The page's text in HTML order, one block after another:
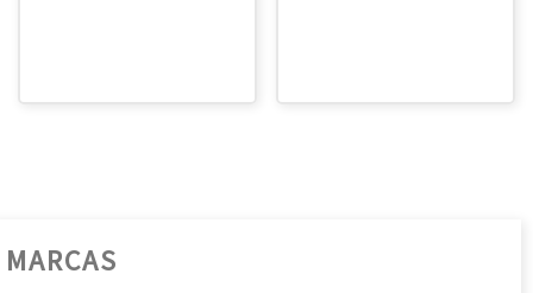
MARCAS